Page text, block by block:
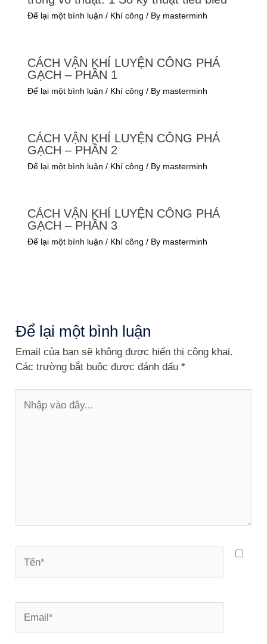
Để lại một bình luận / Khí công / By masterminh
CÁCH VẬN KHÍ LUYỆN CÔNG PHÁ
GẠCH – PHẦN 1
Để lại một bình luận / Khí công / By masterminh
CÁCH VẬN KHÍ LUYỆN CÔNG PHÁ
GẠCH – PHẦN 2
Để lại một bình luận / Khí công / By masterminh
CÁCH VẬN KHÍ LUYỆN CÔNG PHÁ
GẠCH – PHẦN 3
Để lại một bình luận / Khí công / By masterminh
Để lại một bình luận
Email của bạn sẽ không được hiển thị công khai.
Các trường bắt buộc được đánh dấu*
vào